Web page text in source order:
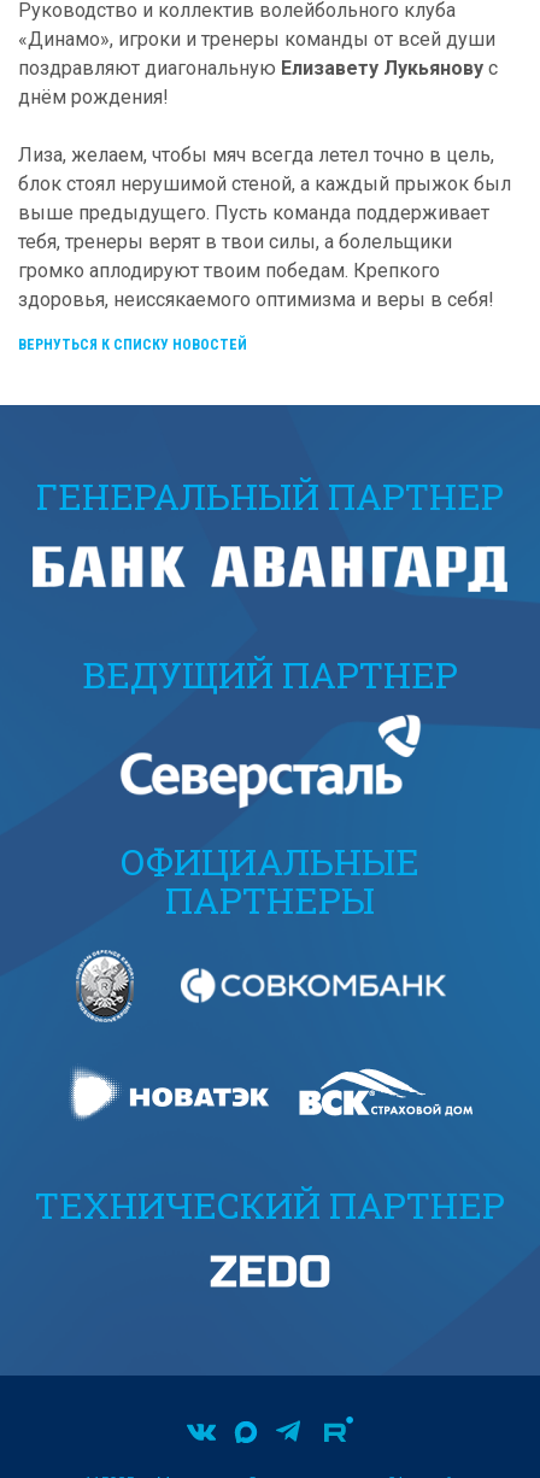
Руководство и коллектив волейбольного клуба
«Динамо», игроки и тренеры команды от всей души
поздравляют диагональную Елизавету Лукьянову с
днём рождения!
Лиза, желаем, чтобы мяч всегда летел точно в цель,
блок стоял нерушимой стеной, а каждый прыжок был
выше предыдущего. Пусть команда поддерживает
тебя, тренеры верят в твои силы, а болельщики
громко аплодируют твоим победам. Крепкого
здоровья, неиссякаемого оптимизма и веры в себя!
ВЕРНУТЬСЯ К СПИСКУ НОВОСТЕЙ
ГЕНЕРАЛЬНЫЙ ПАРТНЕР
ВЕДУЩИЙ ПАРТНЕР
ОФИЦИАЛЬНЫЕ
ПАРТНЕРЫ
ТЕХНИЧЕСКИЙ ПАРТНЕР